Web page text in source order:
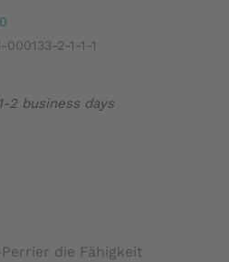
000133-2-1-1-1
2 business days
die Fähigkeit